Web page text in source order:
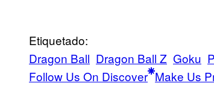
Etiquetado:
Dragon Ball Dragon Ball Z Goku
Follow Us On Discover Make Us